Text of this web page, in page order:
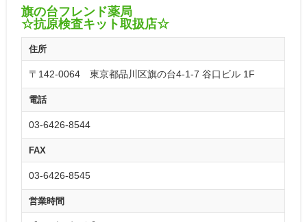
旗の台フレンド薬局
☆抗原検査キット取扱店☆
住所
〒142-0064 東京都品川区旗の台4-1-7 谷口ビル 1F
電話
03-6426-8544
FAX
03-6426-8545
営業時間